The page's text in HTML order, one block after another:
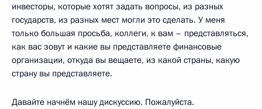
инвесторы, которые хотят задать вопросы, из разных
государств, из разных мест могли это сделать. У меня
только большая просьба, коллеги, к вам – представляться,
как вас зовут и какие вы представляете финансовые
организации, откуда вы вещаете, из какой страны, какую
страну вы представляете.
Давайте начнём нашу дискуссию. Пожалуйста.